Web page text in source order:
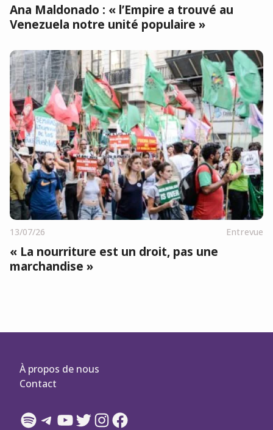
Ana Maldonado : « l’Empire a trouvé au
Venezuela notre unité populaire »
13/07/26 Entrevue
« La nourriture est un droit, pas une
marchandise »
À propos de nous
Contact
Spotify
Telegram
YouTube
Twitter
Instagram
Facebook